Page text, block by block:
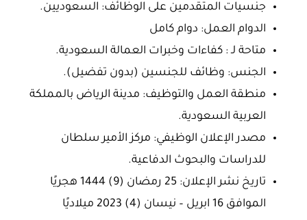
جنسيات المتقدمين على الوظائف: السعوديين.
الدوام العمل: دوام كامل
متاحة لـ : كفاءات وخبرات العمالة السعودية.
الجنس: وظائف للجنسين (بدون تفضيل).
منطقة العمل والتوظيف: مدينة الرياض بالمملكة
العربية السعودية.
مصدر الإعلان الوظيفي: مركز الأمير سلطان
للدراسات والبحوث الدفاعية.
تاريخ نشر الإعلان: 25 رمضان (9) 1444 هجريًا
الموافق 16 ابريل – نيسان (4) 2023 ميلاديًا